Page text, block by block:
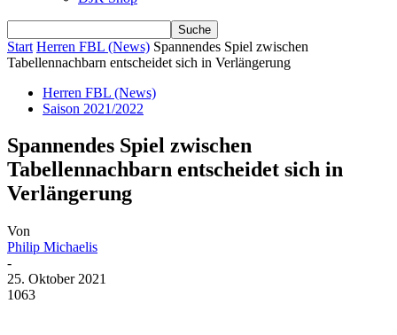
Start Herren FBL (News) Spannendes Spiel zwischen
Tabellennachbarn entscheidet sich in Verlängerung
Herren FBL (News)
Saison 2021/2022
Spannendes Spiel zwischen
Tabellennachbarn entscheidet sich in
Verlängerung
Von
Philip Michaelis
-
25. Oktober 2021
1063